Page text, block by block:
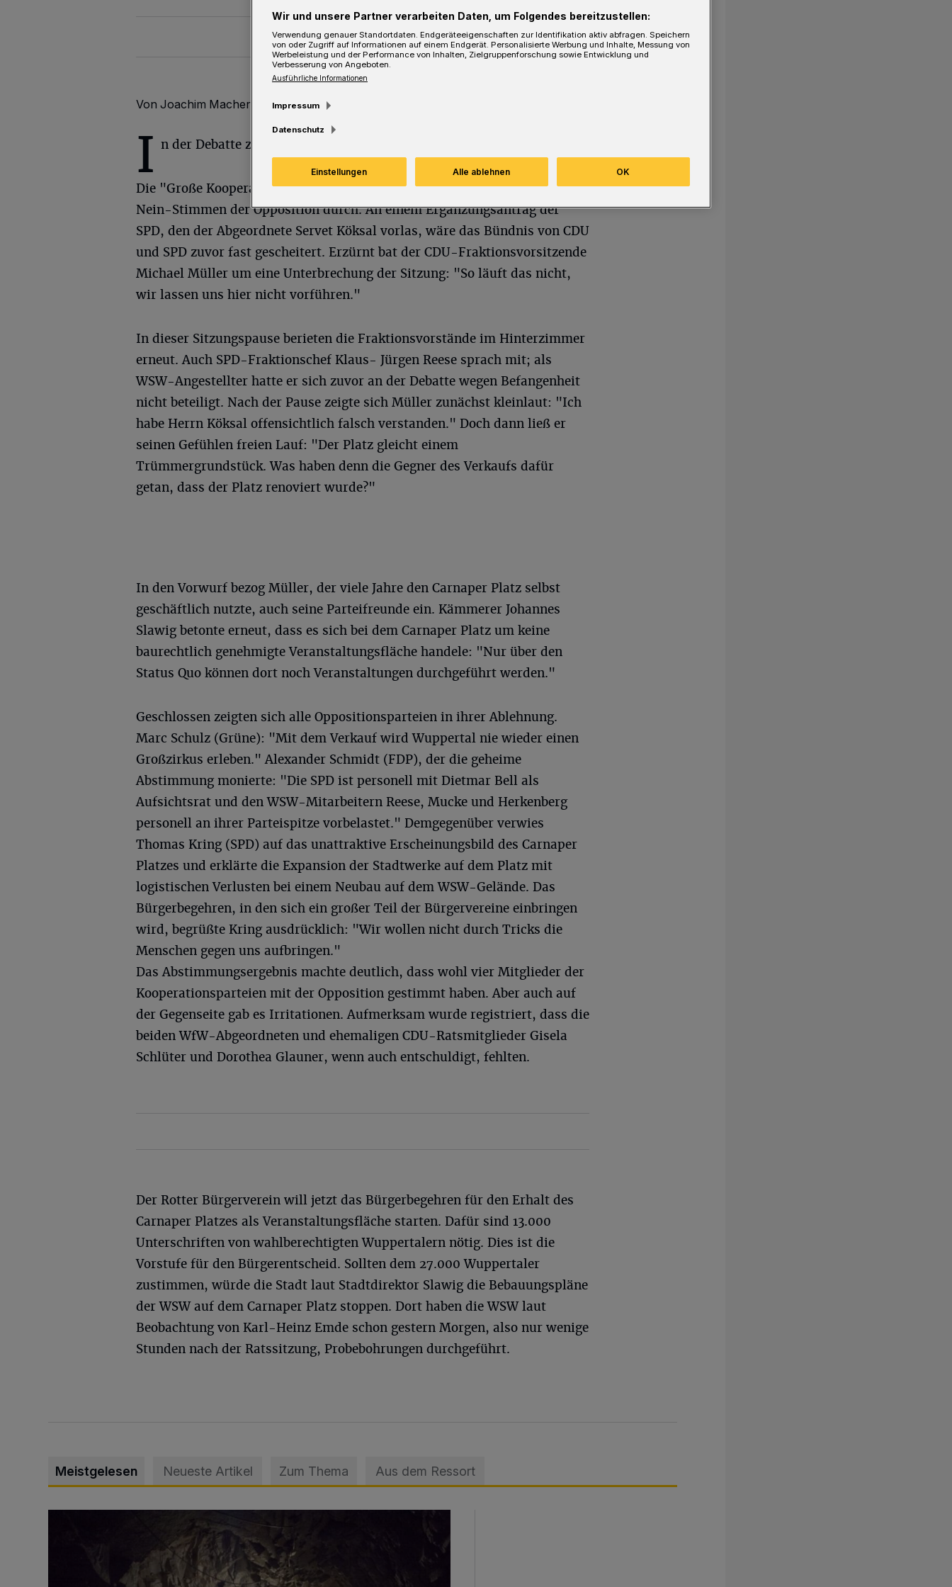
Von Joachim Macheroux
I n der Debatte zuvor lagen teilweise die Nerven blank.
Die "Große Kooperation" von SPD und CDU setzte sich mit 34 Ja- gegen 30
Nein-Stimmen der Opposition durch. An einem Ergänzungsantrag der
SPD, den der Abgeordnete Servet Köksal vorlas, wäre das Bündnis von CDU
und SPD zuvor fast gescheitert. Erzürnt bat der CDU-Fraktionsvorsitzende
Michael Müller um eine Unterbrechung der Sitzung: "So läuft das nicht,
wir lassen uns hier nicht vorführen."
In dieser Sitzungspause berieten die Fraktionsvorstände im Hinterzimmer
erneut. Auch SPD-Fraktionschef Klaus- Jürgen Reese sprach mit; als
WSW-Angestellter hatte er sich zuvor an der Debatte wegen Befangenheit
nicht beteiligt. Nach der Pause zeigte sich Müller zunächst kleinlaut: "Ich
habe Herrn Köksal offensichtlich falsch verstanden." Doch dann ließ er
seinen Gefühlen freien Lauf: "Der Platz gleicht einem
Trümmergrundstück. Was haben denn die Gegner des Verkaufs dafür
getan, dass der Platz renoviert wurde?"
In den Vorwurf bezog Müller, der viele Jahre den Carnaper Platz selbst
geschäftlich nutzte, auch seine Parteifreunde ein. Kämmerer Johannes
Slawig betonte erneut, dass es sich bei dem Carnaper Platz um keine
baurechtlich genehmigte Veranstaltungsfläche handele: "Nur über den
Status Quo können dort noch Veranstaltungen durchgeführt werden."
Geschlossen zeigten sich alle Oppositionsparteien in ihrer Ablehnung.
Marc Schulz (Grüne): "Mit dem Verkauf wird Wuppertal nie wieder einen
Großzirkus erleben." Alexander Schmidt (FDP), der die geheime
Abstimmung monierte: "Die SPD ist personell mit Dietmar Bell als
Aufsichtsrat und den WSW-Mitarbeitern Reese, Mucke und Herkenberg
personell an ihrer Parteispitze vorbelastet." Demgegenüber verwies
Thomas Kring (SPD) auf das unattraktive Erscheinungsbild des Carnaper
Platzes und erklärte die Expansion der Stadtwerke auf dem Platz mit
logistischen Verlusten bei einem Neubau auf dem WSW-Gelände. Das
Bürgerbegehren, in den sich ein großer Teil der Bürgervereine einbringen
wird, begrüßte Kring ausdrücklich: "Wir wollen nicht durch Tricks die
Menschen gegen uns aufbringen."
Das Abstimmungsergebnis machte deutlich, dass wohl vier Mitglieder der
Kooperationsparteien mit der Opposition gestimmt haben. Aber auch auf
der Gegenseite gab es Irritationen. Aufmerksam wurde registriert, dass die
beiden WfW-Abgeordneten und ehemaligen CDU-Ratsmitglieder Gisela
Schlüter und Dorothea Glauner, wenn auch entschuldigt, fehlten.
Der Rotter Bürgerverein will jetzt das Bürgerbegehren für den Erhalt des
Carnaper Platzes als Veranstaltungsfläche starten. Dafür sind 13.000
Unterschriften von wahlberechtigten Wuppertalern nötig. Dies ist die
Vorstufe für den Bürgerentscheid. Sollten dem 27.000 Wuppertaler
zustimmen, würde die Stadt laut Stadtdirektor Slawig die Bebauungspläne
der WSW auf dem Carnaper Platz stoppen. Dort haben die WSW laut
Beobachtung von Karl-Heinz Emde schon gestern Morgen, also nur wenige
Stunden nach der Ratssitzung, Probebohrungen durchgeführt.
Meistgelesen Neueste Artikel Zum Thema Aus dem Ressort
Wir und unsere Partner verarbeiten Daten, um Folgendes bereitzustellen:
Verwendung genauer Standortdaten. Endgeräteeigenschaften zur Identifikation aktiv abfragen. Speichern
von oder Zugriff auf Informationen auf einem Endgerät. Personalisierte Werbung und Inhalte, Messung von
Werbeleistung und der Performance von Inhalten, Zielgruppenforschung sowie Entwicklung und
Verbesserung von Angeboten.
Ausführliche Informationen
Impressum
Datenschutz
Einstellungen Alle ablehnen OK